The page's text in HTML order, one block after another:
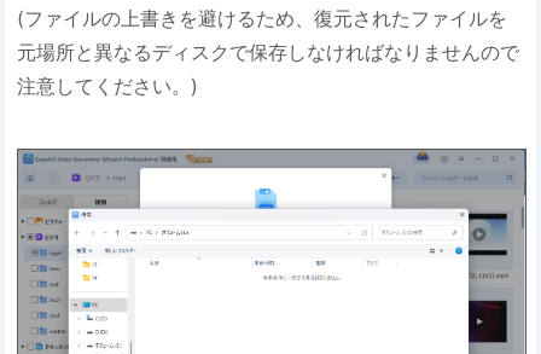
(ファイルの上書きを避けるため、復元されたファイルを
元場所と異なるディスクで保存しなければなりませんので
注意してください。)